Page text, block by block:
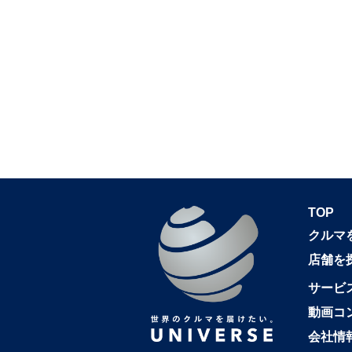
TOP
クルマ
店舗を
サービ
動画コ
会社情